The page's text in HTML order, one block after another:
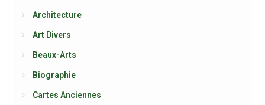
Architecture
Art Divers
Beaux-Arts
Biographie
Cartes Anciennes